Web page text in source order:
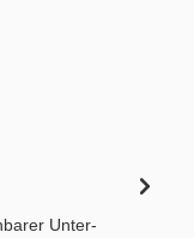
Unter-